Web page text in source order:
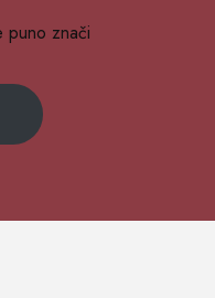
puno znači